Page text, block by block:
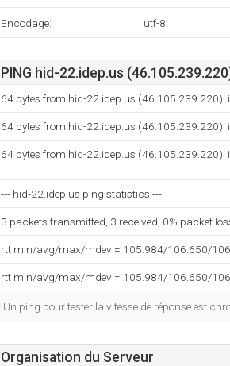
Encodage: utf-8
PING hid-22.idep.us
64 bytes from hid-22.idep.us (46.105.239.220):
64 bytes from hid-22.idep.us (46.105.239.220):
64 bytes from hid-22.idep.us (46.105.239.220):
--- hid-22.idep.us ping statistics ---
3 packets transmitted, 3 received, 0% packet
rtt min/avg/max/mdev = 105.984/106.650/
rtt min/avg/max/mdev = 105.984/106.650/
Un ping pour tester la vitesse de réponse est
Organisation du Serveur